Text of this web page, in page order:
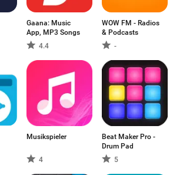
Gaana: Music
App, MP3 Songs
4.4
WOW FM - Radios
& Podcasts
-
Musikspieler
4
Beat Maker Pro -
Drum Pad
5